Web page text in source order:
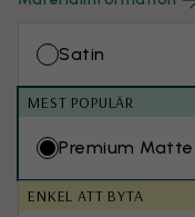
Satin
MEST POPULÄR
Premium Matte
ENKEL ATT BYTA